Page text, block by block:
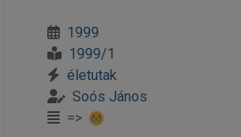
1999
1999/1
életutak
Soós János
=>